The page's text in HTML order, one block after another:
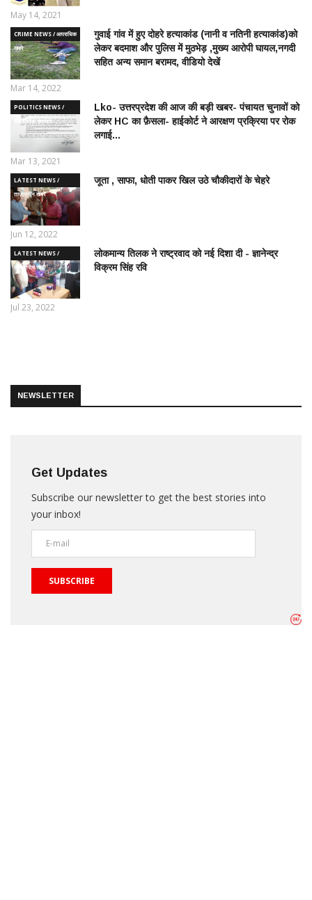
May 14, 2021
CRIME NEWS / आपराधिक
ख़बरे
गुवाई गांव में हुए दोहरे हत्याकांड (नानी व नतिनी हत्याकांड)को
लेकर बदमाश और पुलिस में मुठभेड़ ,मुख्य आरोपी घायल,नगदी
सहित अन्य समान बरामद, वीडियो देखें
Mar 14, 2022
POLITICS NEWS /
राजनीतिक समाचार
Lko- उत्तरप्रदेश की आज की बड़ी खबर- पंचायत चुनावों को
लेकर HC का फ़ैसला- हाईकोर्ट ने आरक्षण प्रक्रिया पर रोक
लगाई...
Mar 13, 2021
LATEST NEWS /
ताज़ातरीन खबरें
जूता , साफा, धोती पाकर खिल उठे चौकीदारों के चेहरे
Jun 12, 2022
LATEST NEWS /
ताज़ातरीन खबरें
लोकमान्य तिलक ने राष्ट्रवाद को नई दिशा दी - ज्ञानेन्द्र
विक्रम सिंह रवि
Jul 23, 2022
NEWSLETTER
Get Updates
Subscribe our newsletter to get the best stories into
your inbox!
SUBSCRIBE